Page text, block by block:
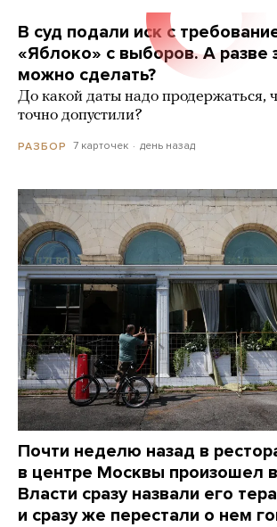
В суд подали иск с
«Яблоко» с выборов. А разве
можно сделать?
До какой даты надо продержаться,
точно допустили?
РАЗБОР 7 карточек день назад
Почти неделю назад в
в центре Москвы произошел
Власти сразу назвали его
и сразу же перестали о нем